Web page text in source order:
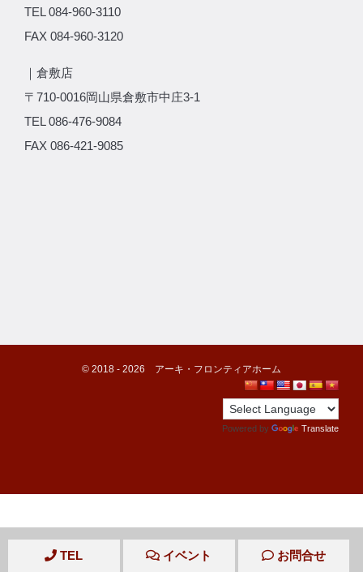
TEL 084-960-3110
FAX 084-960-3120
｜倉敷店
〒710-0016岡山県倉敷市中庄3-1
TEL 086-476-9084
FAX 086-421-9085
©️ 2018 - 2026 アーキ・フロンティアホーム
Powered by Translate
TEL イベント お問合せ